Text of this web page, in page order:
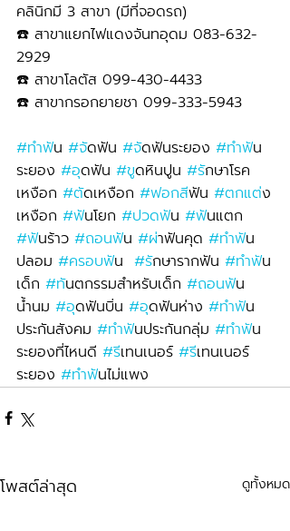
คลินิกมี 3 สาขา (มีที่จอดรถ)
☎️ สาขาแยกไฟแดงจันทอุดม 083-632-
2929
☎️ สาขาโลตัส 099-430-4433
☎️ สาขากรอกยายชา 099-333-5943
#ทำฟัน #จัดฟัน #จัดฟันระยอง #ทำฟัน
ระยอง #อุดฟัน #ขูดหินปูน #รักษาโรค
เหงือก #ตัดเหงือก #ฟอกสีฟัน #ตกแต่ง
เหงือก #ฟันโยก #ปวดฟัน #ฟันแตก
#ฟันร้าว #ถอนฟัน #ผ่าฟันคุด #ทำฟัน
ปลอม #ครอบฟัน #รักษารากฟัน #ทำฟัน
เด็ก #ทันตกรรมสำหรับเด็ก #ถอนฟัน
น้ำนม #อุดฟันบิ่น #อุดฟันห่าง #ทำฟัน
ประกันสังคม #ทำฟันประกันกลุ่ม #ทำฟัน
ระยองที่ไหนดี #รีเทนเนอร์ #รีเทนเนอร์
ระยอง #ทำฟันไม่แพง
โพสต์ล่าสุด ดูทั้งหมด